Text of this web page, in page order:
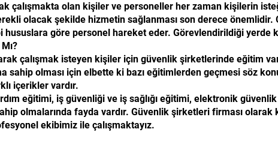
çalışmakta olan kişiler ve personeller her zaman kişilerin
olacak şekilde hizmetin sağlanması son derece önemlidir.
hususlara göre personel hareket eder. Görevlendirildiği yerde
çalışmak isteyen kişiler için güvenlik şirketlerinde eğitim
sahip olması için elbette ki bazı eğitimlerden geçmesi söz
içerikler vardır.
eğitimi, iş güvenliği ve iş sağlığı eğitimi, elektronik
olmalarında fayda vardır. Güvenlik şirketleri firması
ekibimiz ile çalışmaktayız.